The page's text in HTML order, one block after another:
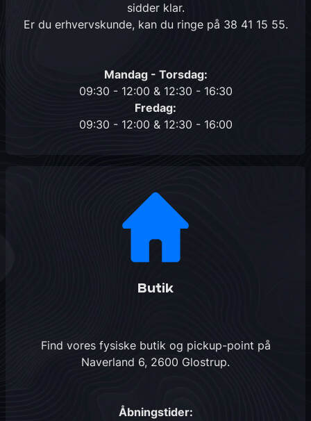
sidder klar.
Er du erhvervskunde, kan du ringe på 38 41 15 55.
Mandag - Torsdag:
09:30 - 12:00 & 12:30 - 16:30
Fredag:
09:30 - 12:00 & 12:30 - 16:00
Butik
Find vores fysiske butik og pickup-point på
Naverland 6, 2600 Glostrup.
Åbningstider: